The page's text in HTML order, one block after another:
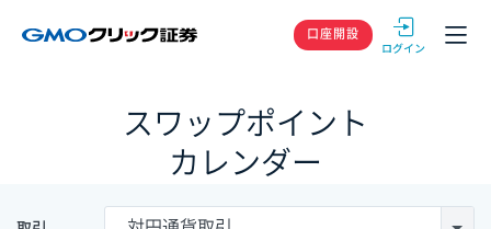
GMOクリック
口座開設
スワップポイント
カレンダー